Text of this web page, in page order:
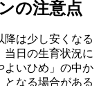
の注意点
降は少し安くなる
当日の生育状況に
よいひめ」の中か
となる場合がある